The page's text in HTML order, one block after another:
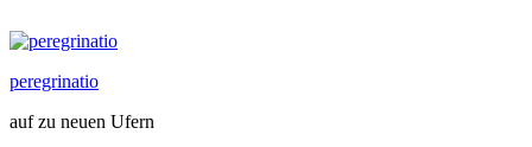
Inhalt
peregrinatio
auf zu neuen Ufern